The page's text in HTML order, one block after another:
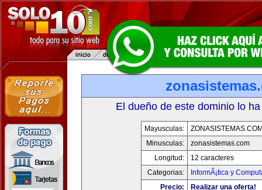
El dueño de este dominio lo
Mayusculas:
Minusculas:
zonasistemas.com
Longitud:
12 caracteres
Categorias:
InformÃ¡tica y
Precio:
Realizar una oferta!